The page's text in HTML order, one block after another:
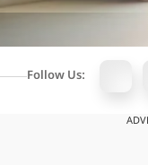
Follow Us: